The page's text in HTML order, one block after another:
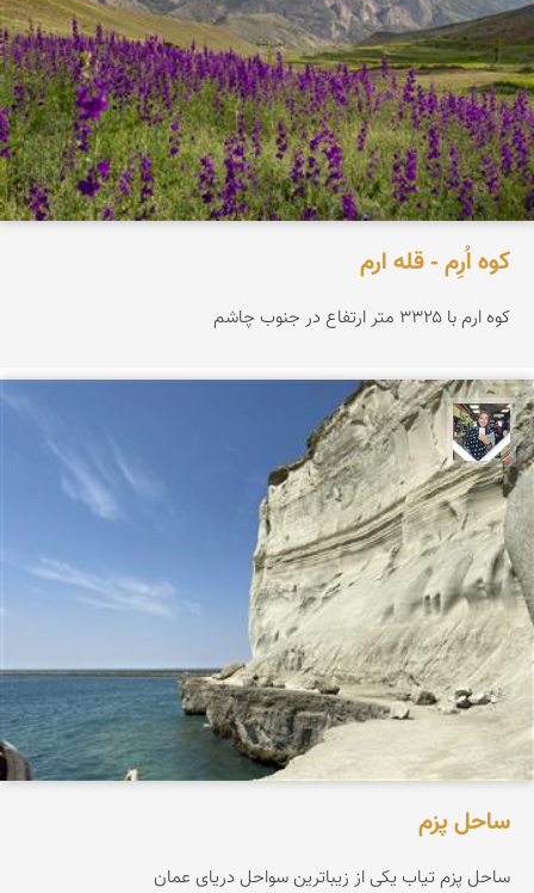
کوه اُرِم - قله ارم
کوه ارم با ۳۳۲۵ متر ارتفاع در جنوب چاشم
فاطمه جداری
ساحل پزم‌
ساحل پزم تیاب یکی از زیباترین سواحل دریای عمان